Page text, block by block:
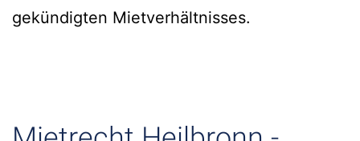
gekündigten Mietverhältnisses.